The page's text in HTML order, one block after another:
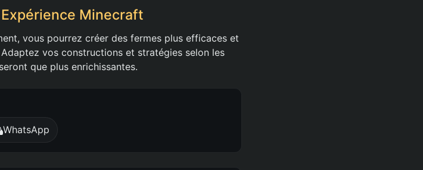
Minecraft
vous pourrez créer des fermes plus efficaces et
vos constructions et stratégies selon les
que plus enrichissantes.
WhatsApp